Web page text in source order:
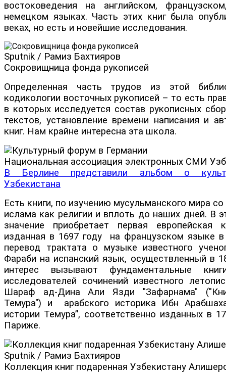
востоковедения на английском,
немецком языках. Часть этих книг была
веках, но есть и новейшие исследования.
Sputnik / Рамиз Бахтияров
Сокровищница фонда рукописей
Определенная часть трудов из этой
кодикологии восточных рукописей – то есть
в которых исследуется состав рукописных
текстов, установление времени написания и
книг. Нам крайне интересна эта школа.
Национальная ассоциация электронных СМИ
В Берлине представили альбом о
Узбекистана
Есть книги, по изучению мусульманского мира
ислама как религии и вплоть до наших дней. В
значение приобретает первая европейская
изданная в 1697 году на французском языке
перевод трактата о музыке известного
Фараби на испанский язык, осуществленный в
интерес вызывают фундаментальные
исследователей сочинений известного
Шараф ад-Дина Али Язди "Зафарнама"
Темура") и арабского историка Ибн
истории Темура”, соответственно изданных в
Париже.
Sputnik / Рамиз Бахтияров
Коллекция книг подаренная Узбекистану